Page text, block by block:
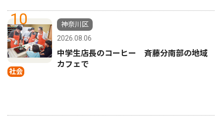
10
社会
神奈川区
2026.08.06
中学生店長のコーヒー 斉藤分南部の地域
カフェで